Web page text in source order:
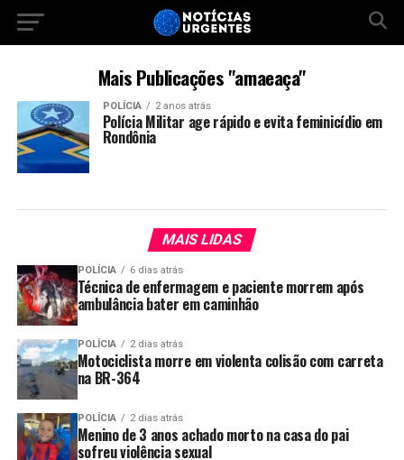
Mais Publicações "amaeaça"
POLÍCIA 2 anos atrás
Polícia Militar age rápido e evita feminicídio em
Rondônia
MAIS LIDAS
POLÍCIA 6 dias atrás
Técnica de enfermagem e paciente morrem após
ambulância bater em caminhão
POLÍCIA 2 dias atrás
Motociclista morre em violenta colisão com carreta
na BR-364
POLÍCIA 2 dias atrás
Menino de 3 anos achado morto na casa do pai
sofreu violência sexual